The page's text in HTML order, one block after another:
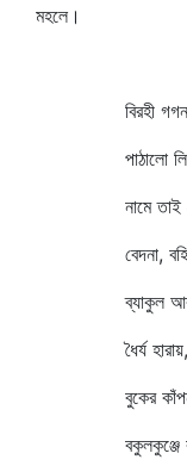
মহলে।
বিরহী গগন
পাঠালো
নামে তাই
বেদনা, বহিয়া
ব্যাকুল
ধৈর্য হারায়,
বুকের কাঁপন
বকুলকুঞ্জে রচে